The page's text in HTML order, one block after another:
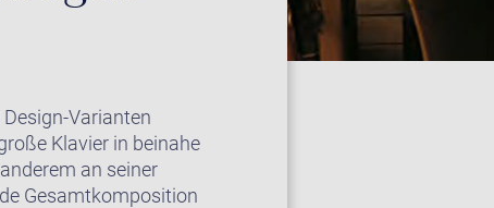
Varianten
Klavier in beinahe
an seiner
Gesamtkomposition